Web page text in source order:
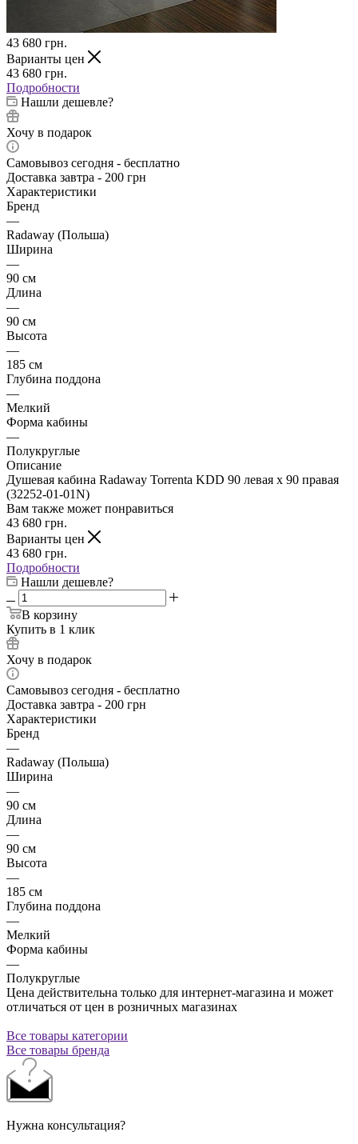
43 680 грн.
Варианты цен
43 680 грн.
Подробности
Нашли дешевле?
Хочу в подарок
Самовывоз сегодня - бесплатно
Доставка завтра - 200 грн
Характеристики
Бренд
—
Radaway (Польша)
Ширина
—
90 см
Длина
—
90 см
Высота
—
185 см
Глубина поддона
—
Мелкий
Форма кабины
—
Полукруглые
Описание
Душевая кабина Radaway Torrenta KDD 90 левая x 90 правая
(32252-01-01N)
Вам также может понравиться
43 680 грн.
Варианты цен
43 680 грн.
Подробности
Нашли дешевле?
В корзину
Купить в 1 клик
Хочу в подарок
Самовывоз сегодня - бесплатно
Доставка завтра - 200 грн
Характеристики
Бренд
—
Radaway (Польша)
Ширина
—
90 см
Длина
—
90 см
Высота
—
185 см
Глубина поддона
—
Мелкий
Форма кабины
—
Полукруглые
Цена действительна только для интернет-магазина и может
отличаться от цен в розничных магазинах
Все товары категории
Все товары бренда
Нужна консультация?